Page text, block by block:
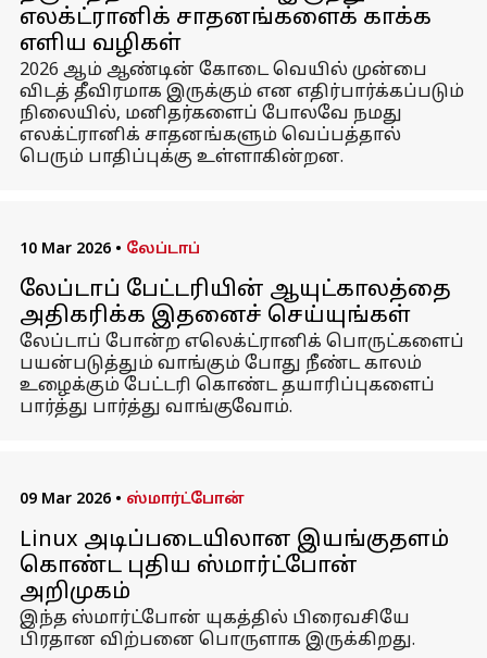
எலக்ட்ரானிக் சாதனங்களைக் காக்க
எளிய வழிகள்
2026 ஆம் ஆண்டின் கோடை வெயில் முன்பை
விடத் தீவிரமாக இருக்கும் என எதிர்பார்க்கப்படும்
நிலையில், மனிதர்களைப் போலவே நமது
எலக்ட்ரானிக் சாதனங்களும் வெப்பத்தால்
பெரும் பாதிப்புக்கு உள்ளாகின்றன.
10 Mar 2026 • லேப்டாப்
லேப்டாப் பேட்டரியின் ஆயுட்காலத்தை
அதிகரிக்க இதனைச் செய்யுங்கள்
லேப்டாப் போன்ற எலெக்ட்ரானிக் பொருட்களைப்
பயன்படுத்தும் வாங்கும் போது நீண்ட காலம்
உழைக்கும் பேட்டரி கொண்ட தயாரிப்புகளைப்
பார்த்து பார்த்து வாங்குவோம்.
09 Mar 2026 • ஸ்மார்ட்போன்
Linux அடிப்படையிலான இயங்குதளம்
கொண்ட புதிய ஸ்மார்ட்போன்
அறிமுகம்
இந்த ஸ்மார்ட்போன் யுகத்தில் பிரைவசியே
பிரதான விற்பனை பொருளாக இருக்கிறது.